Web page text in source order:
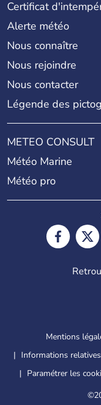
Certificat
Alerte météo
Nous connaître
Nous rejoindre
Nous contacter
Légende des
METEO CONSULT
Météo Marine
Météo pro
Mentions
Informations
Paramétrer les
©